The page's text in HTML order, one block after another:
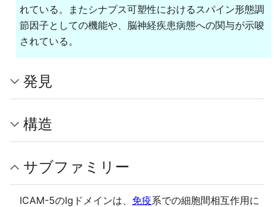
れている。またシナプス可塑性におけるスパイン形態調
節因子としての機能や、脳神経疾患病態への関与が示唆
されている。
発見
構造
サブファミリー
ICAM-5のIgドメインは、 免疫系での細胞間相互作用に